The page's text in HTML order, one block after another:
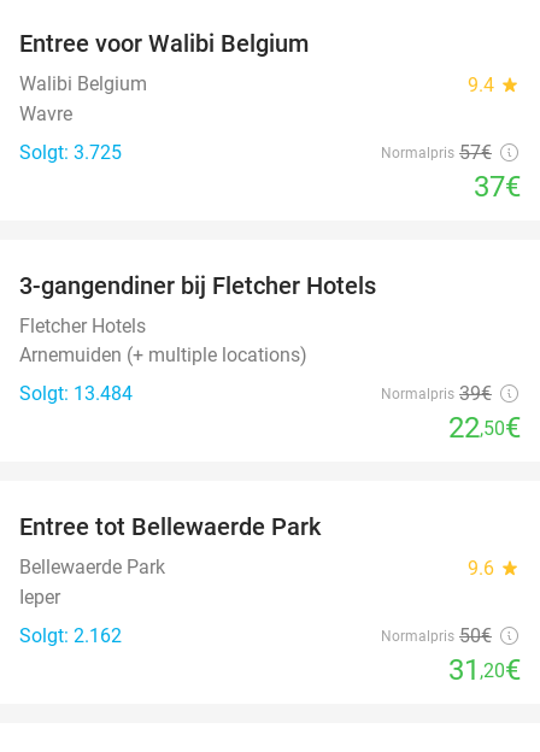
Entree voor Walibi Belgium
Walibi Belgium 9.4 star
Wavre
Solgt: 3.725
Normalpris 57€
37€
3-gangendiner bij Fletcher Hotels
Fletcher Hotels
Arnemuiden (+ multiple locations)
Solgt: 13.484
Normalpris 39€
22,50€
Entree tot Bellewaerde Park
Bellewaerde Park 9.6 star
Ieper
Solgt: 2.162
Normalpris 50€
31 ,20€